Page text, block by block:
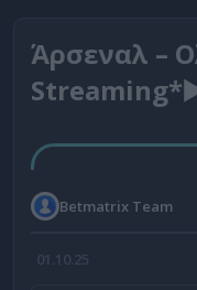
Άρσεναλ –
Betmatrix Team
01.10.25